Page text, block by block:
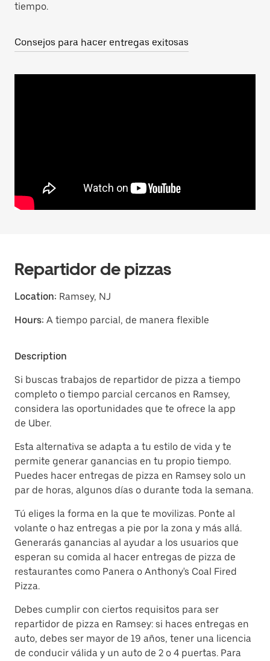
tiempo.
Consejos para hacer entregas exitosas
Repartidor de pizzas
Location: Ramsey, NJ
Hours: A tiempo parcial, de manera flexible
Description
Si buscas trabajos de repartidor de pizza a tiempo
completo o tiempo parcial cercanos en Ramsey,
considera las oportunidades que te ofrece la app
de Uber.
Esta alternativa se adapta a tu estilo de vida y te
permite generar ganancias en tu propio tiempo.
Puedes hacer entregas de pizza en Ramsey solo un
par de horas, algunos días o durante toda la semana.
Tú eliges la forma en la que te movilizas. Ponte al
volante o haz entregas a pie por la zona y más allá.
Generarás ganancias al ayudar a los usuarios que
esperan su comida al hacer entregas de pizza de
restaurantes como Panera o Anthony's Coal Fired
Pizza.
Debes cumplir con ciertos requisitos para ser
repartidor de pizza en Ramsey: si haces entregas en
auto, debes ser mayor de 19 años, tener una licencia
de conducir válida y un auto de 2 o 4 puertas. Para